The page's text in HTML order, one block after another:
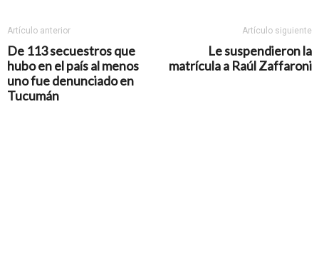
Artículo anterior
De 113 secuestros que
hubo en el país al menos
uno fue denunciado en
Tucumán
Artículo siguiente
Le suspendieron la
matrícula a Raúl Zaffaroni